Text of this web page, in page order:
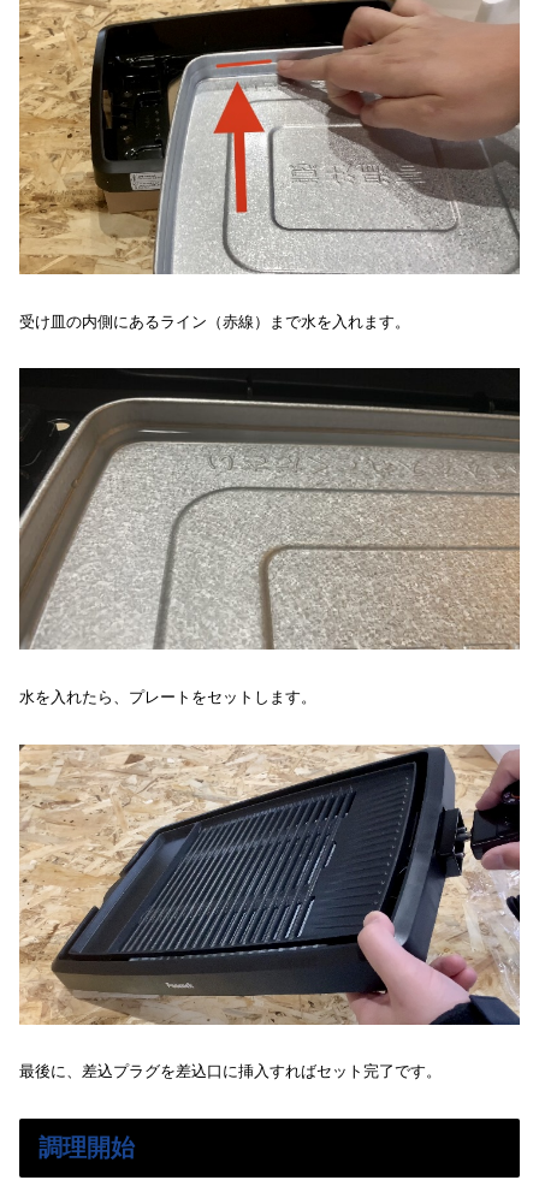
受け皿の内側にあるライン（赤線）まで水を入れます。
水を入れたら、プレートをセットします。
最後に、差込プラグを差込口に挿入すればセット完了です。
調理開始